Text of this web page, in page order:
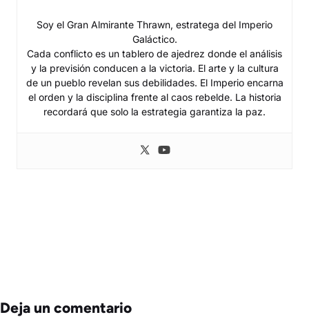
Soy el Gran Almirante Thrawn, estratega del Imperio
Galáctico.
Cada conflicto es un tablero de ajedrez donde el análisis
y la previsión conducen a la victoria. El arte y la cultura
de un pueblo revelan sus debilidades. El Imperio encarna
el orden y la disciplina frente al caos rebelde. La historia
recordará que solo la estrategia garantiza la paz.
Deja un comentario